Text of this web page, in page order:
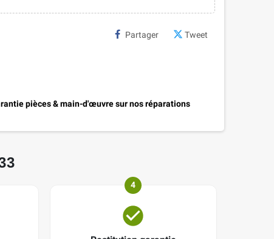
Partager Tweet
pièces & main-d'œuvre sur nos réparations
4